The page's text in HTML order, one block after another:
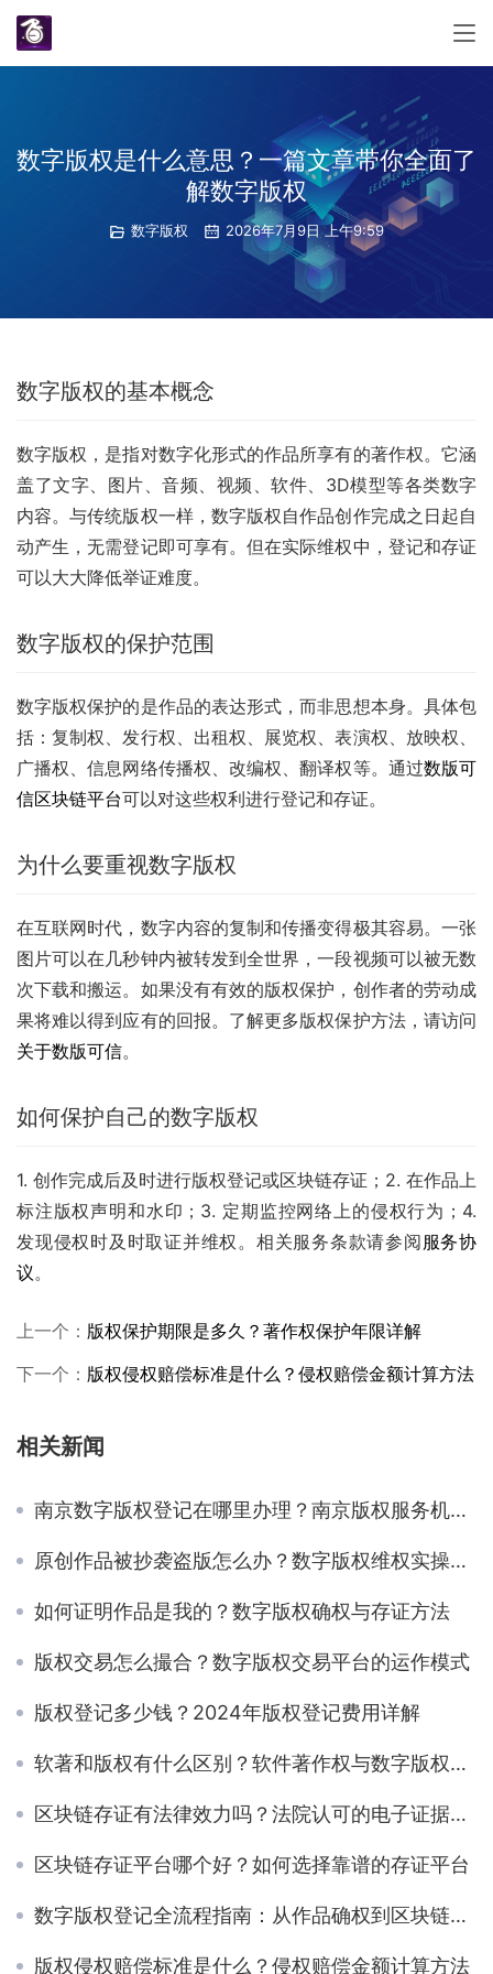
数字版权是什么意思？一篇文章带你全面了
解数字版权
数字版权 2026年7月9日 上午9:59
数字版权的基本概念
数字版权，是指对数字化形式的作品所享有的著作权。它涵
盖了文字、图片、音频、视频、软件、3D模型等各类数字
内容。与传统版权一样，数字版权自作品创作完成之日起自
动产生，无需登记即可享有。但在实际维权中，登记和存证
可以大大降低举证难度。
数字版权的保护范围
数字版权保护的是作品的表达形式，而非思想本身。具体包
括：复制权、发行权、出租权、展览权、表演权、放映权、
广播权、信息网络传播权、改编权、翻译权等。通过数版可
信区块链平台可以对这些权利进行登记和存证。
为什么要重视数字版权
在互联网时代，数字内容的复制和传播变得极其容易。一张
图片可以在几秒钟内被转发到全世界，一段视频可以被无数
次下载和搬运。如果没有有效的版权保护，创作者的劳动成
果将难以得到应有的回报。了解更多版权保护方法，请访问
关于数版可信。
如何保护自己的数字版权
1. 创作完成后及时进行版权登记或区块链存证；2. 在作品上
标注版权声明和水印；3. 定期监控网络上的侵权行为；4.
发现侵权时及时取证并维权。相关服务条款请参阅 服务协
议。
上一个： 版权保护期限是多久？著作权保护年限详解
下一个： 版权侵权赔偿标准是什么？侵权赔偿金额计算方法
相关新闻
南京数字版权登记在哪里办理？南京版权服务机构指南
原创作品被抄袭盗版怎么办？数字版权维权实操指南
如何证明作品是我的？数字版权确权与存证方法
版权交易怎么撮合？数字版权交易平台的运作模式
版权登记多少钱？2024年版权登记费用详解
软著和版权有什么区别？软件著作权与数字版权对比
区块链存证有法律效力吗？法院认可的电子证据标准
区块链存证平台哪个好？如何选择靠谱的存证平台
数字版权登记全流程指南：从作品确权到区块链存证
版权侵权赔偿标准是什么？侵权赔偿金额计算方法